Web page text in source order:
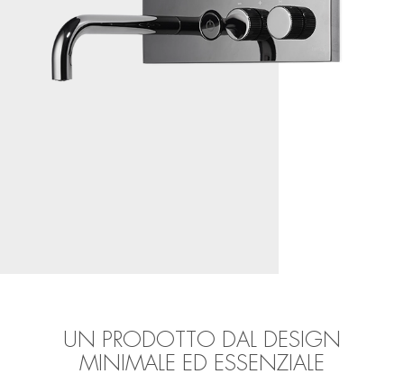
UN PRODOTTO DAL DESIGN
MINIMALE ED ESSENZIALE